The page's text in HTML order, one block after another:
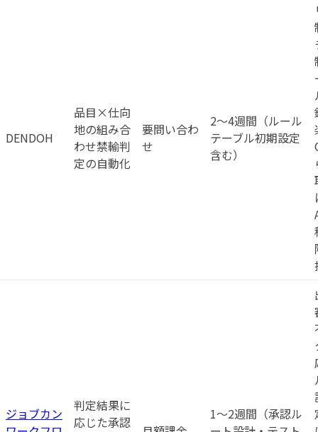
DENDOH
品目×仕向
地の組み合
わせ禁輸判
定の自動化
要問い合わ
せ
2〜4週間（ルール
テーブル初期設定
含む）
ジョブカン
判定結果に
応じた承認
1〜2週間（承認ル